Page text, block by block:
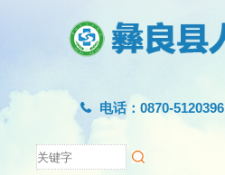
电话：0870-5120396